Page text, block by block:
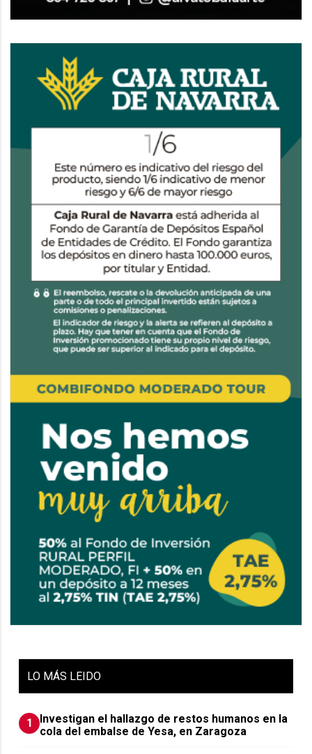
LO MÁS LEIDO
1
Investigan el hallazgo de restos humanos en la
cola del embalse de Yesa, en Zaragoza